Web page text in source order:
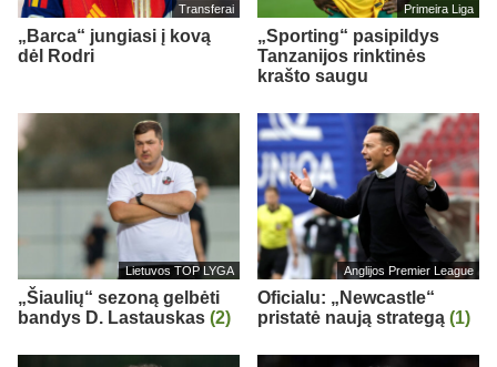
Transferai
„Barca“ jungiasi į kovą
dėl Rodri
Primeira Liga
„Sporting“ pasipildys
Tanzanijos rinktinės
krašto saugu
Lietuvos TOP LYGA
„Šiaulių“ sezoną gelbėti
bandys D. Lastauskas (2)
Anglijos Premier League
Oficialu: „Newcastle“
pristatė naują strategą (1)